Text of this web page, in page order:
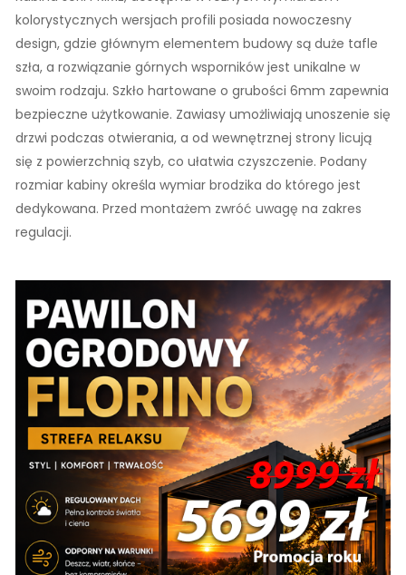
kolorystycznych wersjach profili posiada nowoczesny
design, gdzie głównym elementem budowy są duże tafle
szła, a rozwiązanie górnych wsporników jest unikalne w
swoim rodzaju. Szkło hartowane o grubości 6mm zapewnia
bezpieczne użytkowanie. Zawiasy umożliwiają unoszenie się
drzwi podczas otwierania, a od wewnętrznej strony licują
się z powierzchnią szyb, co ułatwia czyszczenie. Podany
rozmiar kabiny określa wymiar brodzika do którego jest
dedykowana. Przed montażem zwróć uwagę na zakres
regulacji.